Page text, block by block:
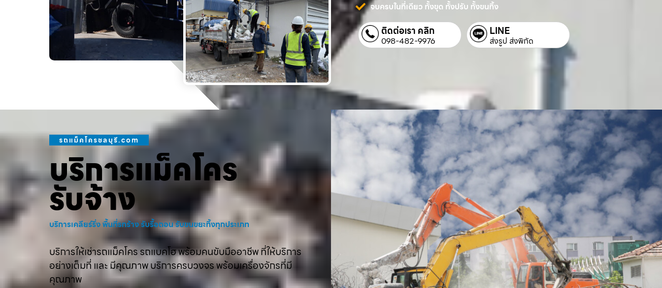
จบครบในที่เดียว ทั้งขุด ทั้งปรับ ทั้งขนทิ้ง
ติดต่อเรา คลิก
098-482-9976
LINE
ส่งรูป ส่งพิกัด
รถแม็คโครชลบุรี.com
บริการแม็คโคร
รับจ้าง
บริการเคลียร์ริ่ง พื้นที่รกร้าง รับรื้อถอน รับขนขยะทิ้งทุกประเภท
บริการให้เช่ารถแม็คโคร รถแบคโฮ พร้อมคนขับมืออาชีพ ที่ให้บริการ
อย่างเต็มที่ และ มีคุณภาพ บริการครบวงจร พร้อมเครื่องจักรที่มี
คุณภาพ